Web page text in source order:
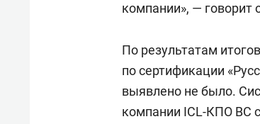
компании», — говорит
По результатам
по сертификации
выявлено не было.
компании ICL-КПО ВС